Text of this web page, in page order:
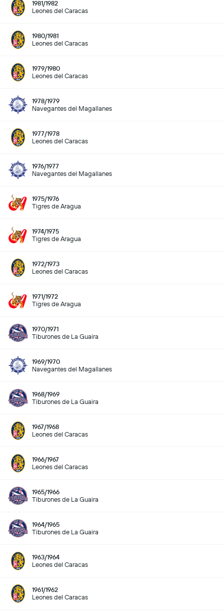
1981/1982
Leones del Caracas
1980/1981
Leones del Caracas
1979/1980
Leones del Caracas
1978/1979
Navegantes del Magallanes
1977/1978
Leones del Caracas
1976/1977
Navegantes del Magallanes
1975/1976
Tigres de Aragua
1974/1975
Tigres de Aragua
1972/1973
Leones del Caracas
1971/1972
Tigres de Aragua
1970/1971
Tiburones de La Guaira
1969/1970
Navegantes del Magallanes
1968/1969
Tiburones de La Guaira
1967/1968
Leones del Caracas
1966/1967
Leones del Caracas
1965/1966
Tiburones de La Guaira
1964/1965
Tiburones de La Guaira
1963/1964
Leones del Caracas
1961/1962
Leones del Caracas